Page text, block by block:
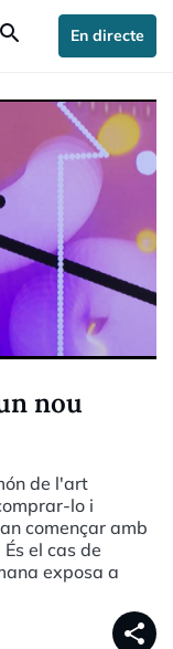
search En directe
nou
de l'art
lo i
començar amb
el cas de
exposa a
share